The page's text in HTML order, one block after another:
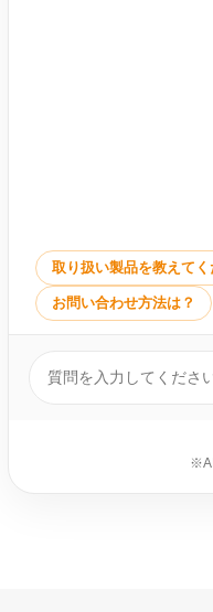
取り扱い製品を教えてく
お問い合わせ方法は？